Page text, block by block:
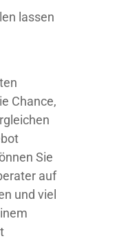
Chance,
Sie
auf
und viel